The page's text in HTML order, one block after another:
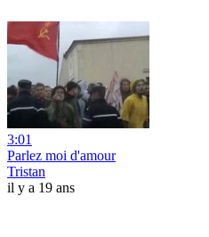
3:01
Parlez moi d'amour
Tristan
il y a 19 ans